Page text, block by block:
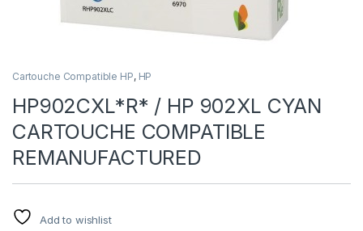
Cartouche Compatible HP, HP
HP902CXL*R* / HP 902XL CYAN
CARTOUCHE COMPATIBLE
REMANUFACTURED
Add to wishlist